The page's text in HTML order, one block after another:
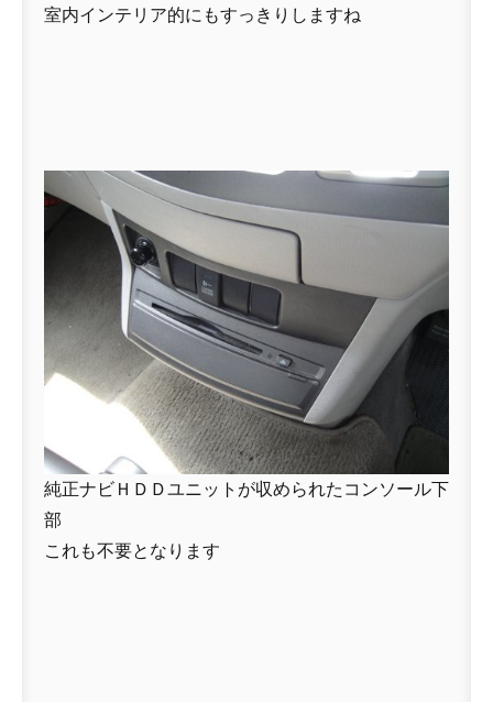
室内インテリア的にもすっきりしますね
純正ナビＨＤＤユニットが収められたコンソール下
部
これも不要となります